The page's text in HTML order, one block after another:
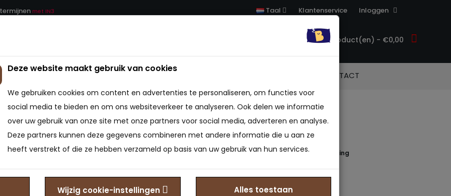
met IN3 Taal Klantenservice Inloggen
0 product(en) - €0,00
CONTACT
set
Synchronisatie set
0 beoordeling(en)/ Geef beoordeling
Model: AC-6013850789715
Beschikbaarheid: Op voorraad
Deze website maakt gebruik van cookies
We gebruiken cookies om content en advertenties te personaliseren, om functies voor
social media te bieden en om ons websiteverkeer te analyseren. Ook delen we informatie
over uw gebruik van onze site met onze partners voor social media, adverteren en analyse.
Deze partners kunnen deze gegevens combineren met andere informatie die u aan ze
heeft verstrekt of die ze hebben verzameld op basis van uw gebruik van hun services.
Wijzig cookie-instellingen Alles toestaan